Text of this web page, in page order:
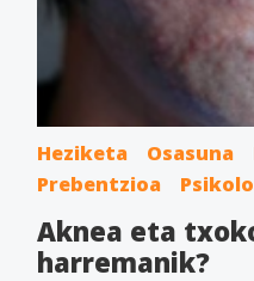
Heziketa Osasuna
Prebentzioa
Aknea eta
harremanik?